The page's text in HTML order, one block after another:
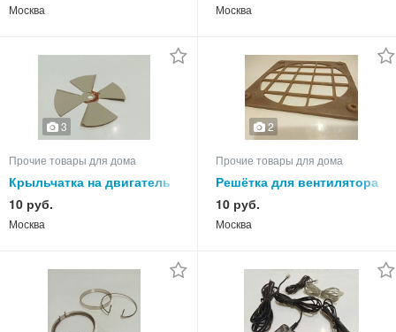
Москва Москва
3
Прочие товары для дома
Крыльчатка на двигатель
10 руб.
Москва
2
Прочие товары для дома
Решётка для вентилятора
10 руб.
Москва